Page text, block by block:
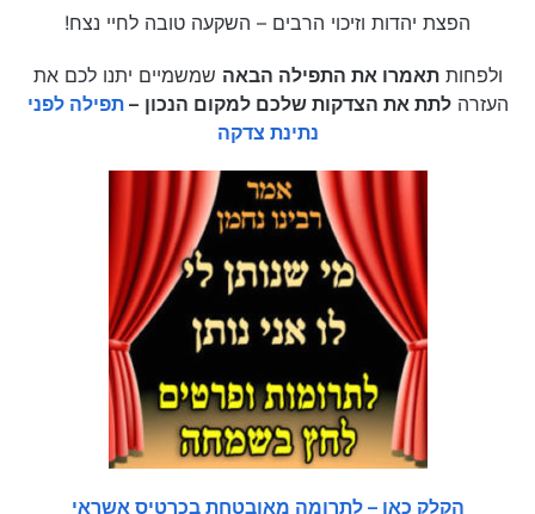
הפצת יהדות וזיכוי הרבים – השקעה טובה לחיי נצח!
ולפחותתאמרו את התפילה הבאה שמשמיים יתנו לכם את
העזרהלתת את הצדקות שלכם למקום הנכון –תפילה לפני
נתינת צדקה
הקלק כאן – לתרומה מאובטחת בכרטיס אשראי